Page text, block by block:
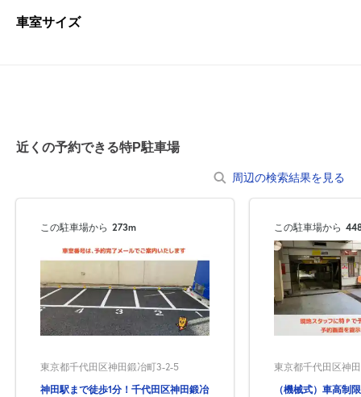
車室サイズ
近くの予約できる特P駐車場
周辺の検索結果を見る
この駐車場から 273m
東京都千代田区神田鍛冶町3-2-5
神田駅まで徒歩1分！千代田区神田鍛冶
この駐車場から
東京都千代田区神
（機械式）車高制